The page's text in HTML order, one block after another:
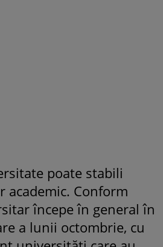
poate stabili
academic. Conform
începe în general în
a lunii octombrie, cu